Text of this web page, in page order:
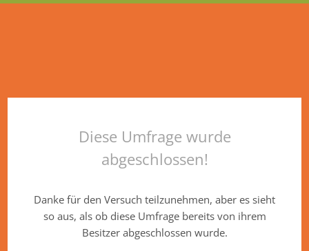
Diese Umfrage wurde
abgeschlossen!
Danke für den Versuch teilzunehmen, aber es sieht
so aus, als ob diese Umfrage bereits von ihrem
Besitzer abgeschlossen wurde.